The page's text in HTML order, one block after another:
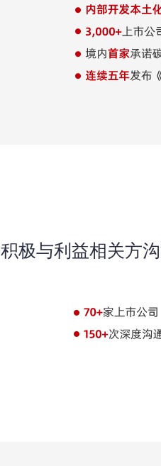
积极与利益相关方